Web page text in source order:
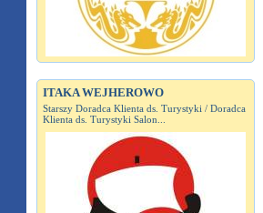
ITAKA WEJHEROWO
Starszy Doradca Klienta ds. Turystyki / Doradca
Klienta ds. Turystyki Salon...